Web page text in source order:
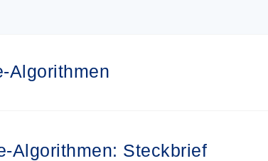
Algorithmen
Algorithmen: Steckbrief